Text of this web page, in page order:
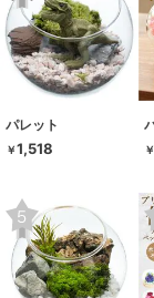
パレット
￥1,518 ￥